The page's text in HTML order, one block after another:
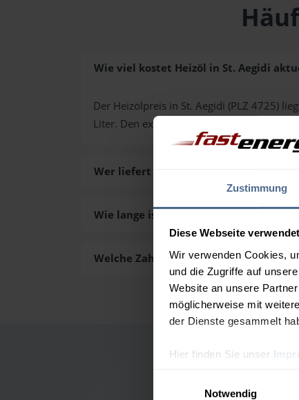
Zustimmung
Diese Webseite
Wir verwenden Cookies,
und die Zugriffe auf
Website an unsere
möglicherweise mit
der Dienste gesammelt
Hier finden Sie unser
Notwendig
Wie viel kostet Heizöl in St. Aegidi
Der Heizölpreis in St. Aegidi (PLZ 4725)
Liter. Den exakten Preis für Ihre
Wer liefert das Heizöl in St. Aegidi aus?
Wie lange ist die Lieferzeit des Heizöls
Welche Zahlungsarten gibt es?